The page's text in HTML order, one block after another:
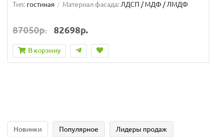
Тип: гостиная Материал фасада: ЛДСП / МДФ / ЛМДФ
87050р. 82698р.
В корзину
Новинки Популярное Лидеры продаж